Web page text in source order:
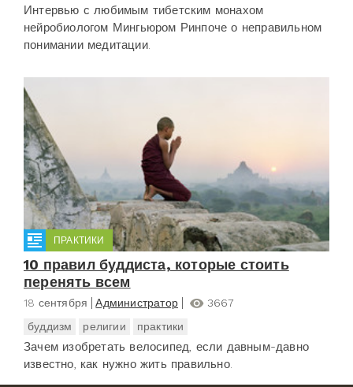
Интервью с любимым тибетским монахом
нейробиологом Мингьюром Ринпоче о неправильном
понимании медитации.
ПРАКТИКИ
10 правил буддиста, которые стоить
перенять всем
18 сентября Администратор
3667
буддизм
религии практики
Зачем изобретать велосипед, если давным-давно
известно, как нужно жить правильно.